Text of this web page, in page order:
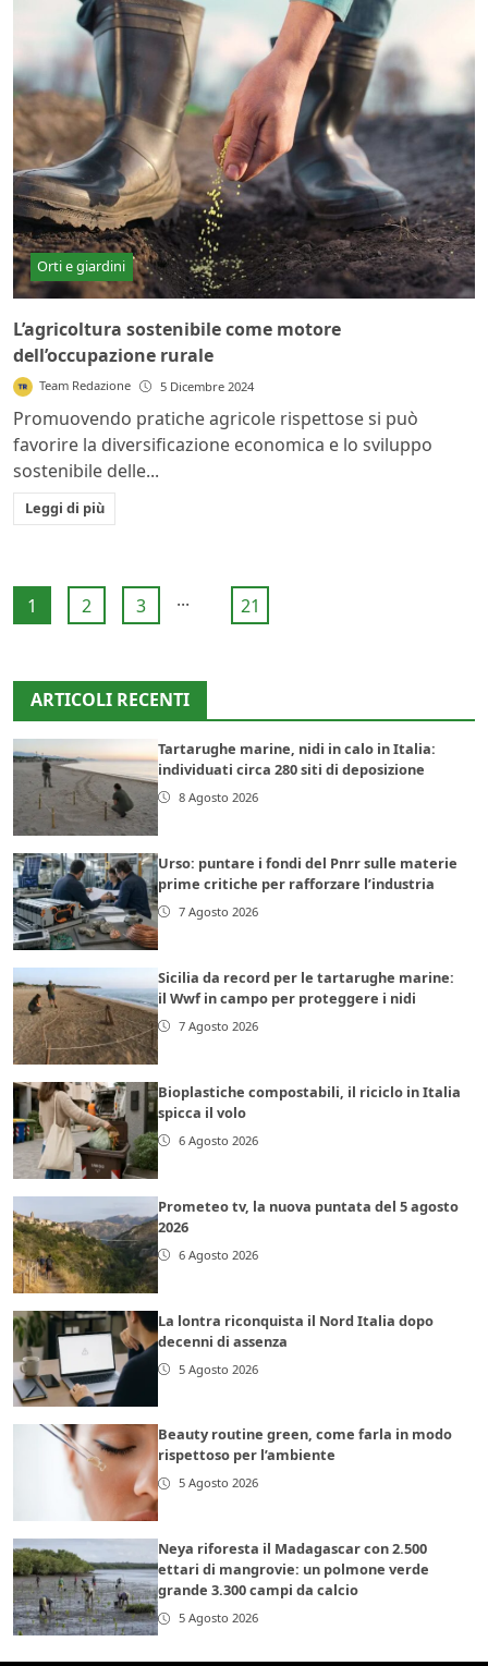
Orti e giardini
L’agricoltura sostenibile come motore
dell’occupazione rurale
Team Redazione 5 Dicembre 2024
Promuovendo pratiche agricole rispettose si può
favorire la diversificazione economica e lo sviluppo
sostenibile delle...
Leggi di più
1 2 3 ... 21
ARTICOLI RECENTI
Tartarughe marine, nidi in calo in Italia:
individuati circa 280 siti di deposizione
8 Agosto 2026
Urso: puntare i fondi del Pnrr sulle materie
prime critiche per rafforzare l’industria
7 Agosto 2026
Sicilia da record per le tartarughe marine:
il Wwf in campo per proteggere i nidi
7 Agosto 2026
Bioplastiche compostabili, il riciclo in Italia
spicca il volo
6 Agosto 2026
Prometeo tv, la nuova puntata del 5 agosto
2026
6 Agosto 2026
La lontra riconquista il Nord Italia dopo
decenni di assenza
5 Agosto 2026
Beauty routine green, come farla in modo
rispettoso per l’ambiente
5 Agosto 2026
Neya riforesta il Madagascar con 2.500
ettari di mangrovie: un polmone verde
grande 3.300 campi da calcio
5 Agosto 2026